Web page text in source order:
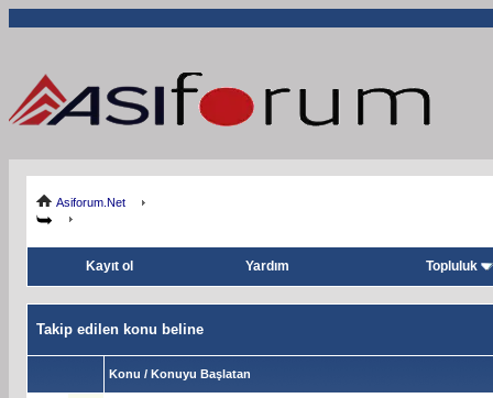
Asiforum.Net
Kayıt ol Yardım Topluluk
Takip edilen konu beline
Konu / Konuyu Başlatan